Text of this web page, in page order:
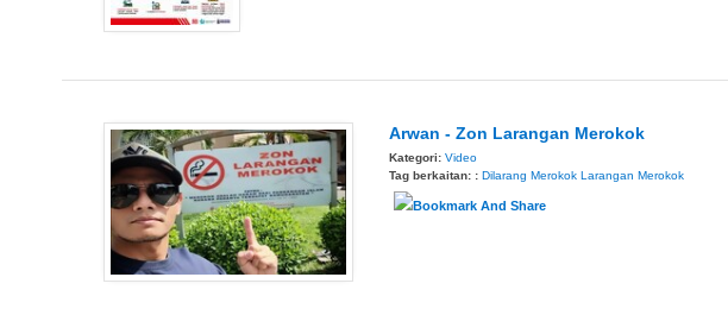
Arwan - Zon Larangan Merokok
Kategori: Video
Tag berkaitan: : Dilarang Merokok Larangan Merokok